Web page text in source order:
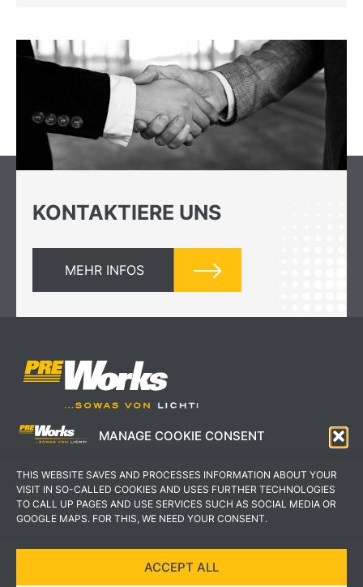
MANAGE COOKIE CONSENT
THIS WEBSITE SAVES AND PROCESSES INFORMATION ABOUT YOUR
VISIT IN SO-CALLED COOKIES AND USES FURTHER TECHNOLOGIES
TO CALL UP PAGES AND USE SERVICES SUCH AS SOCIAL MEDIA OR
GOOGLE MAPS. FOR THIS, WE NEED YOUR CONSENT.
ACCEPT ALL
KONTAKTIERE UNS
MEHR INFOS
DATENSCHUTZERKLÄRUNG
KONTAKT